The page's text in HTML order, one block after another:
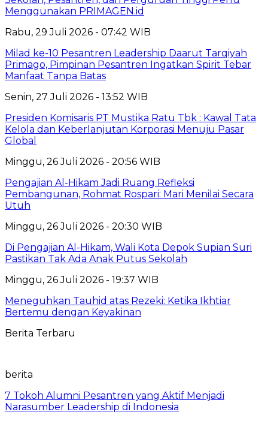
Menggunakan PRIMAGEN.id
Rabu, 29 Juli 2026 - 07:42 WIB
Milad ke-10 Pesantren Leadership Daarut Tarqiyah
Primago, Pimpinan Pesantren Ingatkan Spirit Tebar
Manfaat Tanpa Batas
Senin, 27 Juli 2026 - 13:52 WIB
Presiden Komisaris PT Mustika Ratu Tbk : Kawal Tata
Kelola dan Keberlanjutan Korporasi Menuju Pasar
Global
Minggu, 26 Juli 2026 - 20:56 WIB
Pengajian Al-Hikam Jadi Ruang Refleksi
Pembangunan, Rohmat Rospari: Mari Menilai Secara
Utuh
Minggu, 26 Juli 2026 - 20:30 WIB
Di Pengajian Al-Hikam, Wali Kota Depok Supian Suri
Pastikan Tak Ada Anak Putus Sekolah
Minggu, 26 Juli 2026 - 19:37 WIB
Meneguhkan Tauhid atas Rezeki: Ketika Ikhtiar
Bertemu dengan Keyakinan
Berita Terbaru
berita
7 Tokoh Alumni Pesantren yang Aktif Menjadi
Narasumber Leadership di Indonesia